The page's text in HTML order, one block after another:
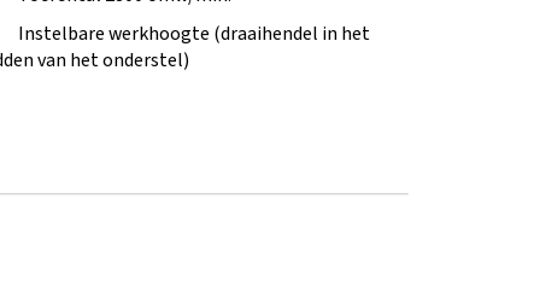
Instelbare werkhoogte (draaihendel in het
van het onderstel)